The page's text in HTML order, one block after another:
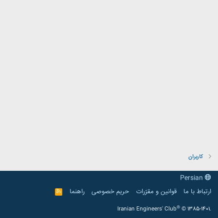
کاربران
ارتباط با ما
قوانین و مقرّرات حریم خصوصی راهنما
R
S
Iranian Engineers' Club® © 1385-1401.